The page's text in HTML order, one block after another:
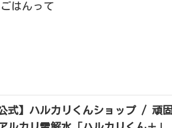
はんって
公式】ハルカリくんショップ / 頑